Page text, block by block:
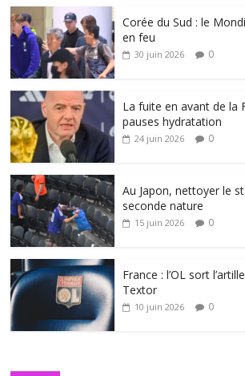
Corée du Sud : le
en feu
30 juin 2026 0
La fuite en avant de la
pauses hydratation
24 juin 2026 0
Au Japon, nettoyer le
seconde nature
15 juin 2026 0
France : l’OL sort
Textor
10 juin 2026 0